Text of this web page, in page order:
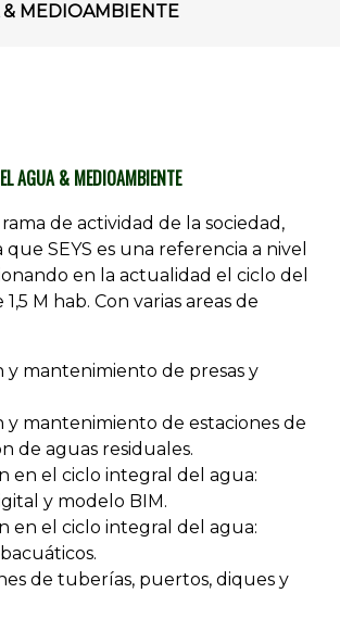
& MEDIOAMBIENTE
AGUA & MEDIOAMBIENTE
de actividad de la sociedad,
SEYS es una referencia a nivel
en la actualidad el ciclo del
M hab. Con varias areas de
y mantenimiento de presas y
y mantenimiento de estaciones de
de aguas residuales.
en el ciclo integral del agua:
y modelo BIM.
en el ciclo integral del agua:
de tuberías, puertos, diques y